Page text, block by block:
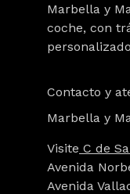
Marbella y
coche, con
Contacto y
Marbella y
Visite C de
Avenida
Avenida